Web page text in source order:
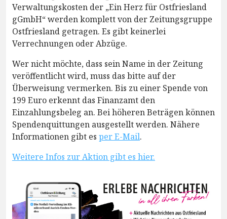
Verwaltungskosten der „Ein Herz für Ostfriesland
gGmbH“ werden komplett von der Zeitungsgruppe
Ostfriesland getragen. Es gibt keinerlei
Verrechnungen oder Abzüge.
Wer nicht möchte, dass sein Name in der Zeitung
veröffentlicht wird, muss das bitte auf der
Überweisung vermerken. Bis zu einer Spende von
199 Euro erkennt das Finanzamt den
Einzahlungsbeleg an. Bei höheren Beträgen können
Spendenquittungen ausgestellt werden. Nähere
Informationen gibt es per E-Mail.
Weitere Infos zur Aktion gibt es hier.